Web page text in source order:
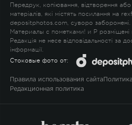
Передрук, копіювання, відтворення
матеріалів, які містять посилання на
depositphotos.com, суворо заборонені.
Материалы с пометками! и P
Редакція не несе відповідальності за
інформації.
Стоковые фото от:
Правила использования сайта
Редакционная политика